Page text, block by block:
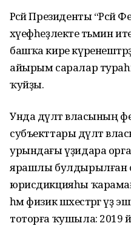
Рәсәй Президенты
хәүефһеҙлекте тәьмин
башҡа кире
айырым саралар
ҡуйҙы.
Унда дәүләт власының
субъекттары дәүләт
урындағы үҙидара
ярашлы булдырылған
юрисдикцияһы
һәм физик шәхестәргә үҙ
тоторға ҡушыла: 2019